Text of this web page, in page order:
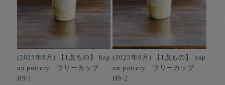
(2025年9月) 【1点もの】 hap
un pottery フリーカップ
H9-1
(2025年9月) 【1点もの】 hap
un pottery フリーカップ
H9-2